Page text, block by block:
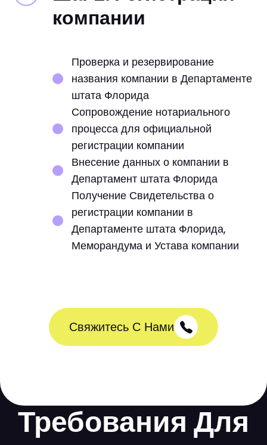
компании
Проверка и резервирование
названия компании в Департаменте
штата Флорида
Сопровождение нотариального
процесса для официальной
регистрации компании
Внесение данных о компании в
Департамент штата Флорида
Получение Свидетельства о
регистрации компании в
Департаменте штата Флорида,
Меморандума и Устава компании
Свяжитесь С Нами
Требования Для